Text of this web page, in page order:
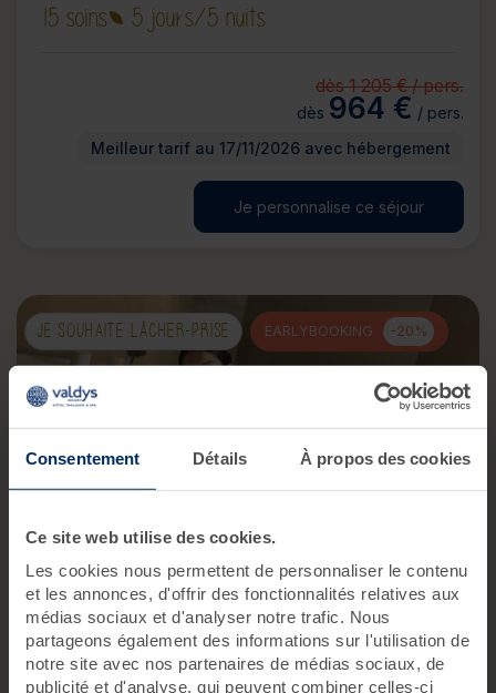
Consentement Détails À propos des cookies
Ce site web utilise des cookies.
Les cookies nous permettent de personnaliser le contenu
et les annonces, d'offrir des fonctionnalités relatives aux
médias sociaux et d'analyser notre trafic. Nous
partageons également des informations sur l'utilisation de
notre site avec nos partenaires de médias sociaux, de
publicité et d'analyse, qui peuvent combiner celles-ci
15 soins 5 jours/5 nuits
dès 1 205 € / pers.
dès 964 € / pers.
Meilleur tarif au 17/11/2026 avec hébergement
Je personnalise ce séjour
JE SOUHAITE LÂCHER-PRISE EARLYBOOKING -20%
Mini-cure Forme & Détente
Retrouvez votre tonus avec un programme Thalasso,
SPA & remise en forme !
16 soins 4 jours /4 nuits